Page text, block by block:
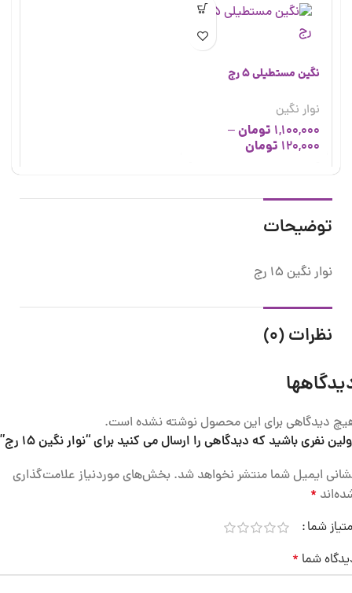
نگین مستطیلی 5 رج
نوار نگین
1,100,000 تومان–
120,000 تومان
توضیحات
نوار نگین 15 رج
نظرات (0)
دیدگاهی برای این محصول نوشته نشده است.
نفری باشید که دیدگاهی را ارسال می کنید برای “نوار نگین 15 رج”
ایمیل شما منتشر نخواهد شد. بخش‌های موردنیاز علامت‌گذاری
*
شما
شما *